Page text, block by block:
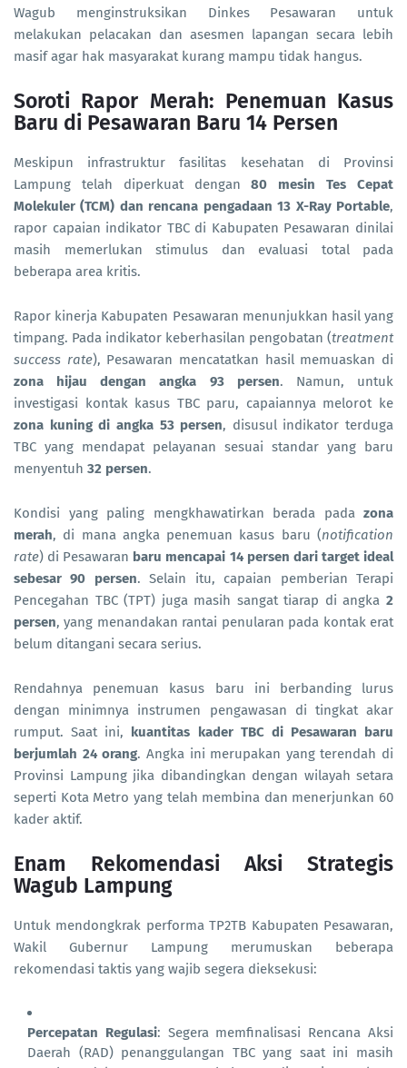
Wagub menginstruksikan Dinkes Pesawaran untuk
melakukan pelacakan dan asesmen lapangan secara lebih
masif agar hak masyarakat kurang mampu tidak hangus.
Soroti Rapor Merah: Penemuan Kasus
Baru di Pesawaran Baru 14 Persen
Meskipun infrastruktur fasilitas kesehatan di Provinsi
Lampung telah diperkuat dengan80 mesin Tes Cepat
Molekuler (TCM) dan rencana pengadaan 13 X-Ray Portable,
rapor capaian indikator TBC di Kabupaten Pesawaran dinilai
masih memerlukan stimulus dan evaluasi total pada
beberapa area kritis.
Rapor kinerja Kabupaten Pesawaran menunjukkan hasil yang
timpang. Pada indikator keberhasilan pengobatan (treatment
success rate), Pesawaran mencatatkan hasil memuaskan di
zona hijau dengan angka 93 persen. Namun, untuk
investigasi kontak kasus TBC paru, capaiannya melorot ke
zona kuning di angka 53 persen, disusul indikator terduga
TBC yang mendapat pelayanan sesuai standar yang baru
menyentuh 32 persen.
Kondisi yang paling mengkhawatirkan berada pada zona
merah, di mana angka penemuan kasus baru (notification
rate) di Pesawaran baru mencapai 14 persen dari target ideal
sebesar 90 persen. Selain itu, capaian pemberian Terapi
Pencegahan TBC (TPT) juga masih sangat tiarap di angka 2
persen, yang menandakan rantai penularan pada kontak erat
belum ditangani secara serius.
Rendahnya penemuan kasus baru ini berbanding lurus
dengan minimnya instrumen pengawasan di tingkat akar
rumput. Saat ini, kuantitas kader TBC di Pesawaran baru
berjumlah 24 orang. Angka ini merupakan yang terendah di
Provinsi Lampung jika dibandingkan dengan wilayah setara
seperti Kota Metro yang telah membina dan menerjunkan 60
kader aktif.
Enam Rekomendasi Aksi Strategis
Wagub Lampung
Untuk mendongkrak performa TP2TB Kabupaten Pesawaran,
Wakil Gubernur Lampung merumuskan beberapa
rekomendasi taktis yang wajib segera dieksekusi:
Percepatan Regulasi: Segera memfinalisasi Rencana Aksi
Daerah (RAD) penanggulangan TBC yang saat ini masih